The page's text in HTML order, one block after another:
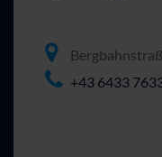
+43 6433